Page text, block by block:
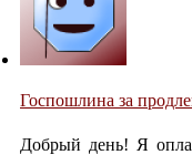
Госпошлина за
Добрый день! Я